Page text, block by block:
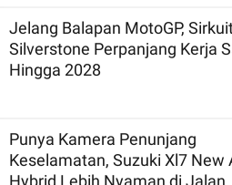
Jelang Balapan MotoGP,
Silverstone Perpanjang Kerja
Hingga 2028
Punya Kamera Penunjang
Keselamatan, Suzuki Xl7 New
Hybrid Lebih Nyaman di Jalan